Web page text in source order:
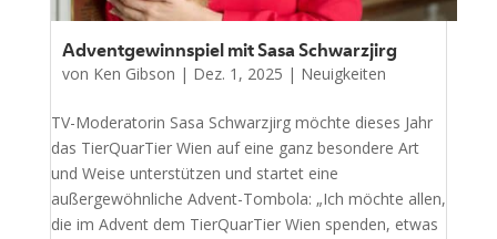
Adventgewinnspiel mit Sasa Schwarzjirg
von Ken Gibson | Dez. 1, 2025 | Neuigkeiten
TV-Moderatorin Sasa Schwarzjirg möchte dieses Jahr
das TierQuarTier Wien auf eine ganz besondere Art
und Weise unterstützen und startet eine
außergewöhnliche Advent-Tombola: „Ich möchte allen,
die im Advent dem TierQuarTier Wien spenden, etwas